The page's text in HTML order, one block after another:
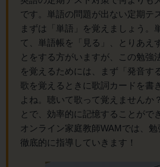
です。単語の問題が出ない定期テ
まずは「単語」を覚えましょう。
て、単語帳を「見る」、とりあえ
とをする方がいますが、この勉強
を覚えるためには、まず「発音す
歌を覚えるときに歌詞カードを書
よね。聴いて歌って覚えませんか
とで、効率的に記憶することがで
オンライン家庭教師WAMでは、
徹底的に指導していきます！